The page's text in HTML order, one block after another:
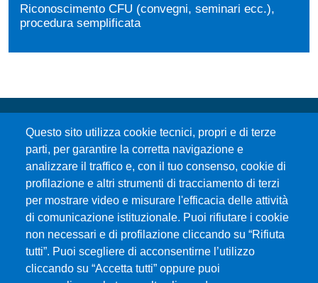
Riconoscimento CFU (convegni, seminari ecc.),
procedura semplificata
Questo sito utilizza cookie tecnici, propri e di terze
parti, per garantire la corretta navigazione e
analizzare il traffico e, con il tuo consenso, cookie di
profilazione e altri strumenti di tracciamento di terzi
per mostrare video e misurare l'efficacia delle attività
di comunicazione istituzionale. Puoi rifiutare i cookie
non necessari e di profilazione cliccando su “Rifiuta
tutti”. Puoi scegliere di acconsentirne l’utilizzo
cliccando su “Accetta tutti” oppure puoi
Università degli Studi di Messina
Piazza Pugliatti, 1 - 98122 Messina
Cod. Fiscale 80004070837
P.IVA 00724160833
Centralino: 090 676 1